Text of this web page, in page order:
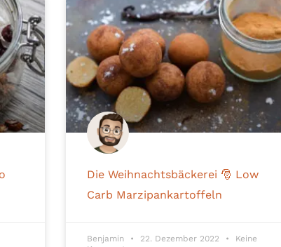
Die Weihnachtsbäckerei 🎅 Low
Carb Marzipankartoffeln
Benjamin 22. Dezember 2022
Keine